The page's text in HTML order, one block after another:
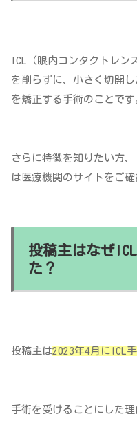
ICL（眼内コンタクトレン
を削らずに、小さく切開
を矯正する手術のことです
さらに特徴を知りたい方
は医療機関のサイトをご確
投稿主はなぜ
た？
投稿主は2023年4月にICL
手術を受けることにした